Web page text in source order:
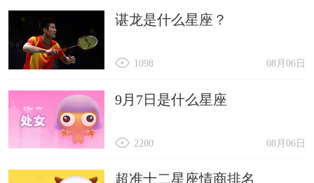
谌龙是什么星座？
08月06日
1098
9月7日是什么星座
08月06日
2200
超准十二星座情商排名